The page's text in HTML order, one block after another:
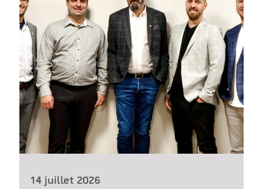
14 juillet 2026